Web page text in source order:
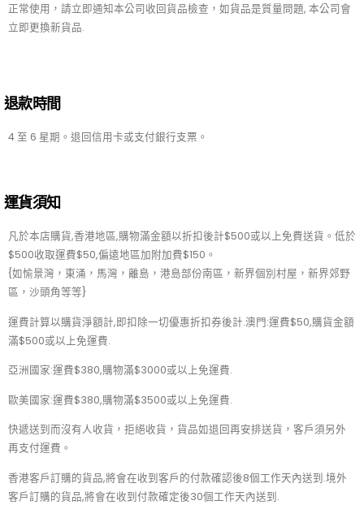
正常使用，請立即通知本公司收回貨品檢查，如貨品是質量問題, 本公司會
立即更換新貨品.
退款時間
4 至 6 星期。退回信用卡或支付銀行支票。
運貨須知
凡於本店購貨,香港地區,購物滿金額以折扣後計$500或以上免費送貨。低於
$500收取運費$50,偏遠地區加附加費$150。
{如愉景灣，東涌，馬灣，離島，港島部份南區，新界個別村屋，新界郊野
區，沙頭角等等}
運費計算以購貨淨額計,即扣除一切優惠折扣券後計.澳門:運費$50,購貨金額
滿$500或以上免運費.
亞洲國家:運費$380,購物滿$3000或以上免運費.
歐美國家:運費$380,購物滿$3500或以上免運費.
快遞送到而沒有人收貨，拒絕收貨，貨品如退回再安排送貨，客戶須另外
再支付運費。
香港客戶訂購的貨品,將會在收到客戶的付款確認後8個工作天內送到.境外
客戶訂購的貨品,將會在收到付款確定後30個工作天內送到.